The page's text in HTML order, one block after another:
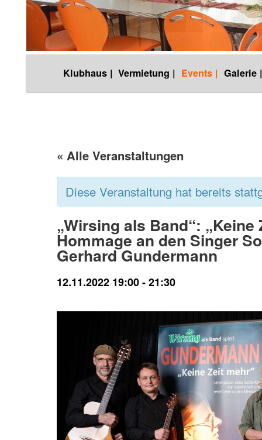
Zum
wechseln
Klubhaus | Vermietung | Events | Galerie |
« Alle Veranstaltungen
Diese Veranstaltung hat bereits
„Wirsing als Band“: „Keine
Hommage an den Singer
Gerhard Gundermann
12.11.2022 19:00-21:30